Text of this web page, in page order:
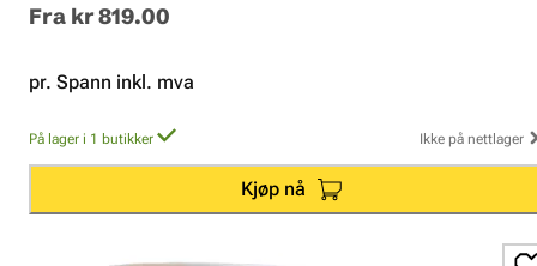
Fra kr 819.00
pr. Spann inkl. mva
På lager i 1 butikker Ikke på nettlager
Kjøp nå